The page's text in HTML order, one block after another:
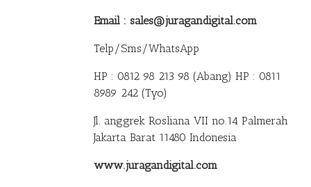
Email : sales@juragandigital.com
Telp/Sms/WhatsApp
HP : 0812 98 213 98 (Abang) HP : 0811
8989 242 (Tyo)
Jl. anggrek Rosliana VII no.14 Palmerah
Jakarta Barat 11480 Indonesia
www.juragandigital.com